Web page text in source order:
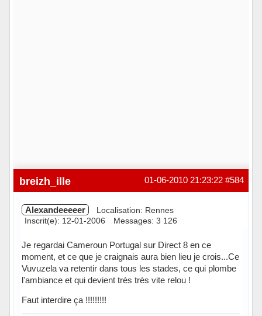
#584
01-06-2010 21:23:22
breizh_ille
Alexandeeeeer
Localisation: Rennes
Inscrit(e): 12-01-2006
Messages: 3 126
Je regardai Cameroun Portugal sur Direct 8 en ce
moment, et ce que je craignais aura bien lieu je crois...Ce
Vuvuzela va retentir dans tous les stades, ce qui plombe
l'ambiance et qui devient très très vite relou !
Faut interdire ça !!!!!!!!!